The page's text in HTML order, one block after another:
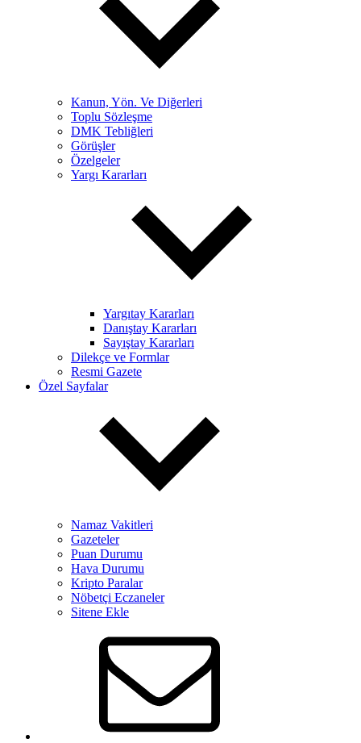
Kanun, Yön. Ve Diğerleri
Toplu Sözleşme
DMK Tebliğleri
Görüşler
Özelgeler
Yargı Kararları
Yargıtay Kararları
Danıştay Kararları
Sayıştay Kararları
Dilekçe ve Formlar
Resmi Gazete
Özel Sayfalar
Namaz Vakitleri
Gazeteler
Puan Durumu
Hava Durumu
Kripto Paralar
Nöbetçi Eczaneler
Sitene Ekle